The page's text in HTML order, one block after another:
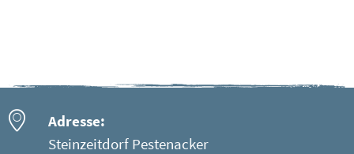
Adresse:
Steinzeitdorf Pestenacker